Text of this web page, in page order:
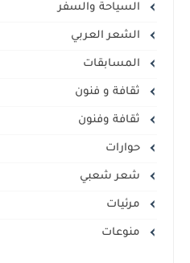
السياحة والسفر
الشعر العربي
المسابقات
ثقافة و فنون
ثقافة وفنون
حوارات
شعر شعبي
مرئيات
منوعات